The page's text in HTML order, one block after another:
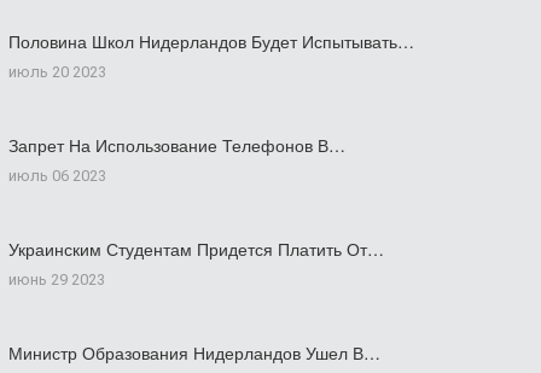
Половина Школ Нидерландов Будет Испытывать…
июль 20 2023
Запрет На Использование Телефонов В…
июль 06 2023
Украинским Студентам Придется Платить От…
июнь 29 2023
Министр Образования Нидерландов Ушел В…